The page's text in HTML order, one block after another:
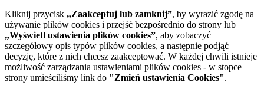
Kliknij przycisk „Zaakceptuj lub zamknij”, by wyrazić zgodę na
używanie plików cookies i przejść bezpośrednio do strony lub
„Wyświetl ustawienia plików cookies”, aby zobaczyć
szczegółowy opis typów plików cookies, a następnie podjąć
decyzję, które z nich chcesz zaakceptować. W każdej chwili istnieje
możliwość zarządzania ustawieniami plików cookies - w stopce
strony umieściliśmy link do "Zmień ustawienia Cookies".